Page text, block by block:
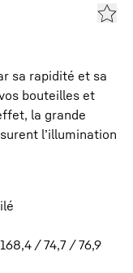
sa rapidité et sa
bouteilles et
la grande
l’illumination
168,4 / 74,7 / 76,9